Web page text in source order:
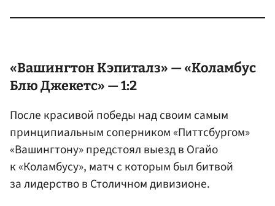
«Вашингтон Кэпиталз» — «Коламбус
Блю Джекетс» — 1:2
После красивой победы над своим самым
принципиальным соперником «Питтсбургом»
«Вашингтону» предстоял выезд в Огайо
к «Коламбусу», матч с которым был битвой
за лидерство в Столичном дивизионе.